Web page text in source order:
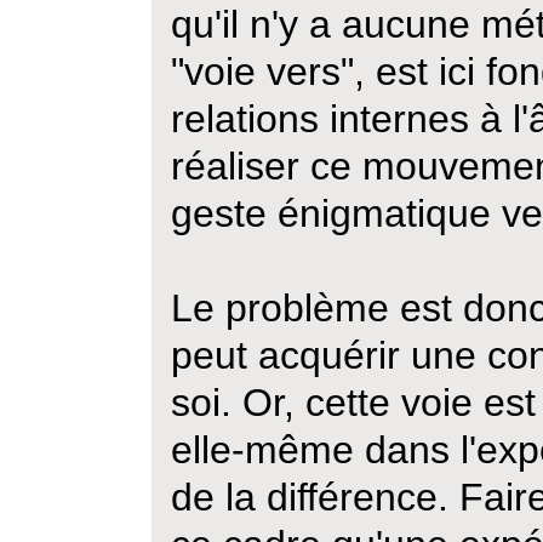
qu'il n'y a aucune
"voie vers", est ici
relations internes à
réaliser ce
geste énigmatique
Le problème est
peut acquérir une
soi. Or, cette voie
elle-même dans
de la différence.